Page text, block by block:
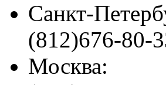
Санкт-
(812)676-80-
Москва: